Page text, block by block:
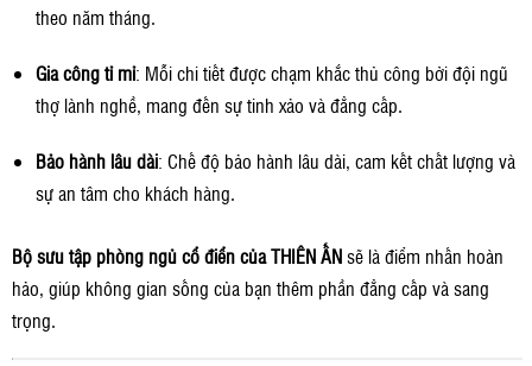
theo năm tháng.
Gia công tỉ mỉ: Mỗi chi tiết được chạm khắc thủ công bởi đội ngũ
thợ lành nghề, mang đến sự tinh xảo và đẳng cấp.
Bảo hành lâu dài: Chế độ bảo hành lâu dài, cam kết chất lượng và
sự an tâm cho khách hàng.
Bộ sưu tập phòng ngủ cổ điển của THIÊN ẤNsẽ là điểm nhấn hoàn
hảo, giúp không gian sống của bạn thêm phần đẳng cấp và sang
trọng.